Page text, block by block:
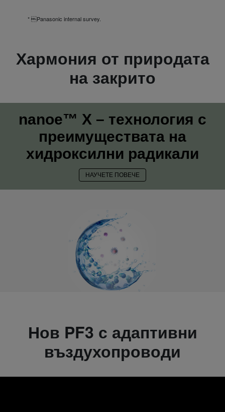
* Panasonic internal survey.
Хармония от природата
на закрито
nanoe™ X – технология с
преимуществата на
хидроксилни радикали
НАУЧЕТЕ ПОВЕЧЕ
Нов PF3 с адаптивни
въздухопроводи